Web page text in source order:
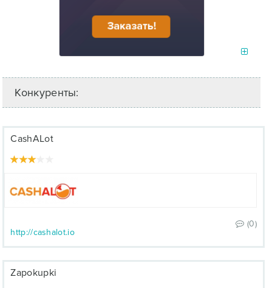
Конкуренты:
CashALot
(0)
http://cashalot.io
Zapokupki